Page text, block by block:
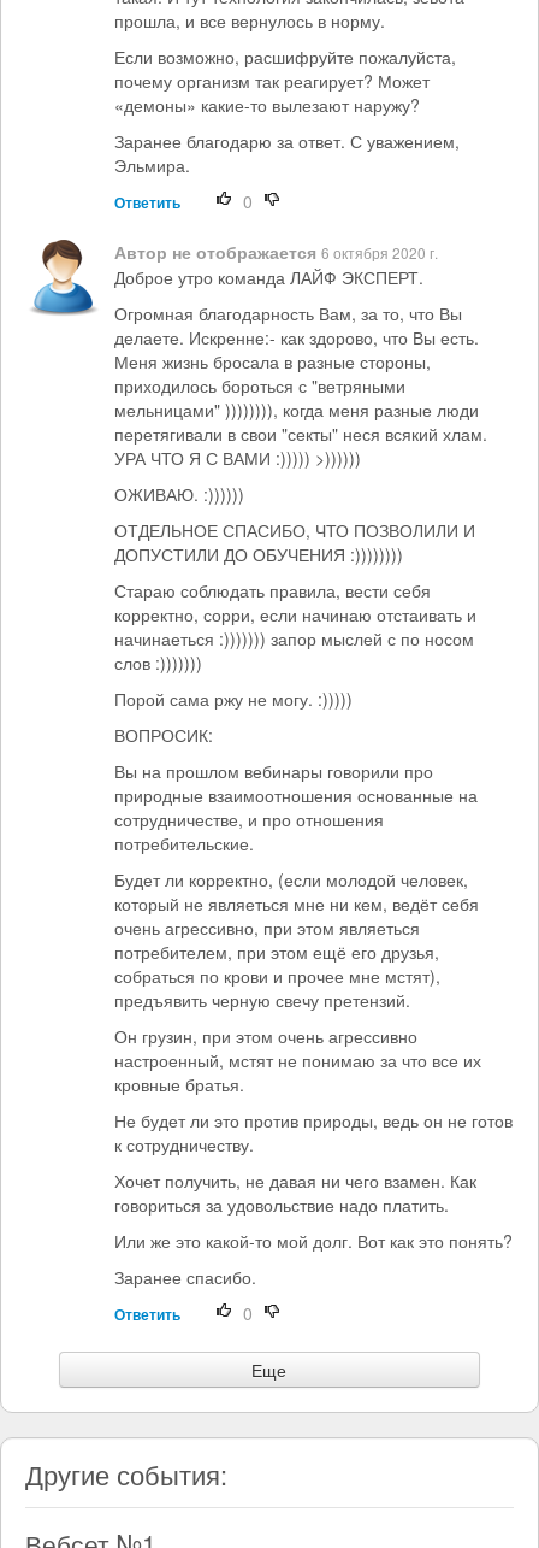
прошла, и все вернулось в норму.
Если возможно, расшифруйте пожалуйста,
почему организм так реагирует? Может
«демоны» какие-то вылезают наружу?
Заранее благодарю за ответ. С уважением,
Эльмира.
Ответить 0
Автор не отображается 6 октября 2020 г.
Доброе утро команда ЛАЙФ ЭКСПЕРТ.
Огромная благодарность Вам, за то, что Вы
делаете. Искренне:- как здорово, что Вы есть.
Меня жизнь бросала в разные стороны,
приходилось бороться с "ветряными
мельницами" )))))))), когда меня разные люди
перетягивали в свои "секты" неся всякий хлам.
УРА ЧТО Я С ВАМИ :))))) >))))))
ОЖИВАЮ. :))))))
ОТДЕЛЬНОЕ СПАСИБО, ЧТО ПОЗВОЛИЛИ И
ДОПУСТИЛИ ДО ОБУЧЕНИЯ :))))))))
Стараю соблюдать правила, вести себя
корректно, сорри, если начинаю отстаивать и
начинаеться :))))))) запор мыслей с по носом
слов :)))))))
Порой сама ржу не могу. :)))))
ВОПРОСИК:
Вы на прошлом вебинары говорили про
природные взаимоотношения основанные на
сотрудничестве, и про отношения
потребительские.
Будет ли корректно, (если молодой человек,
который не являеться мне ни кем, ведёт себя
очень агрессивно, при этом являеться
потребителем, при этом ещё его друзья,
собраться по крови и прочее мне мстят),
предъявить черную свечу претензий.
Он грузин, при этом очень агрессивно
настроенный, мстят не понимаю за что все их
кровные братья.
Не будет ли это против природы, ведь он не готов
к сотрудничеству.
Хочет получить, не давая ни чего взамен. Как
говориться за удовольствие надо платить.
Или же это какой-то мой долг. Вот как это понять?
Заранее спасибо.
Ответить 0
Еще
Другие события: